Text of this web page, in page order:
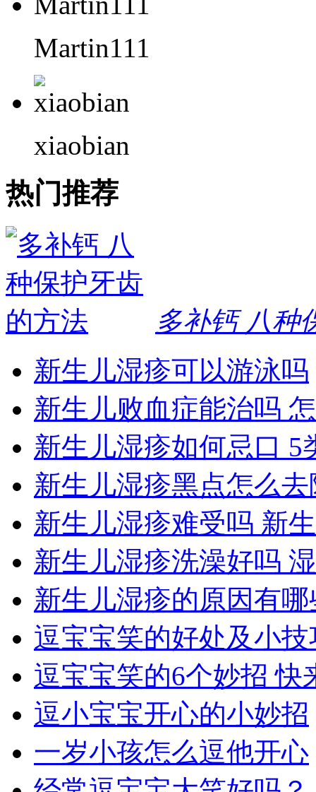
Martin111
xiaobian
热门推荐
多补钙 八种
新生儿湿疹可以游泳吗
新生儿败血症能治吗
新生儿湿疹如何忌口 5
新生儿湿疹黑点怎么去
新生儿湿疹难受吗 新
新生儿湿疹洗澡好吗
新生儿湿疹的原因有哪
逗宝宝笑的好处及小技
逗宝宝笑的6个妙招 快
逗小宝宝开心的小妙招
一岁小孩怎么逗他开心